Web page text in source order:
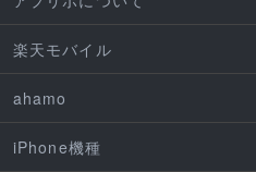
楽天モバイル
ahamo
iPhone機種